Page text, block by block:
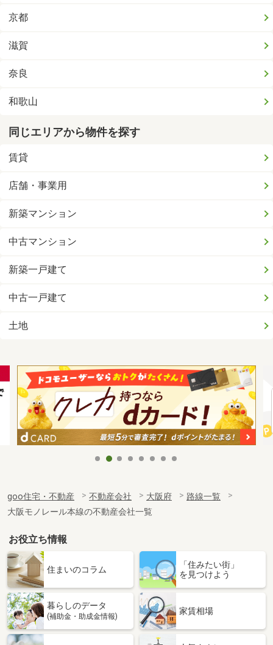
京都
滋賀
奈良
和歌山
同じエリアから物件を探す
賃貸
店舗・事業用
新築マンション
中古マンション
新築一戸建て
中古一戸建て
土地
goo住宅・不動産 不動産会社 大阪府
路線一覧
大阪モノレール本線の不動産会社一覧
お役立ち情報
住まいのコラム
「住みたい街」
を見つけよう
暮らしのデータ
(補助金・助成金情報)
家賃相場